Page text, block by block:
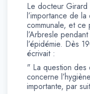
Le docteur
l’importance de la
communale, et ce
l’Arbresle
l’épidémie. Dès
écrivait :
" La question des
concerne
importante, par